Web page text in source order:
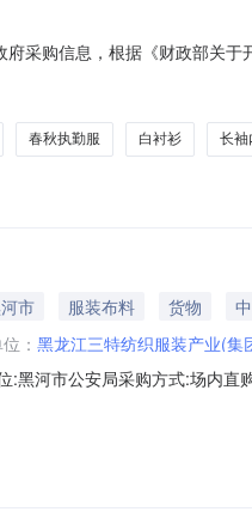
府采购信息，根据《财政部关
：4件采购内容：红色领带采购
：1套春秋执勤服 白衬衫 长袖
市 服装布料 货物
： 黑龙江三特纺织服装产业(集
:黑河市公安局采购方式:场内